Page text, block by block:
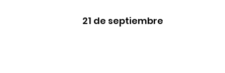
21 de septiembre